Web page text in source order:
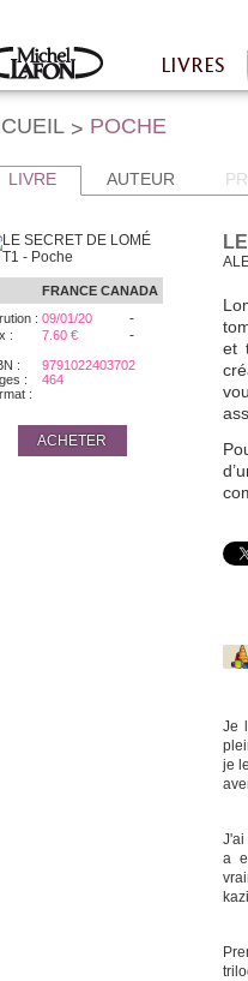
LIVRES
> POCHE
LIVRE AUTEUR
FRANCE CANADA
: 09/01/20 -
: 7.60 € -
:
9791022403702
:
464
:
ACHETER
et
Je
je
J'ai
a